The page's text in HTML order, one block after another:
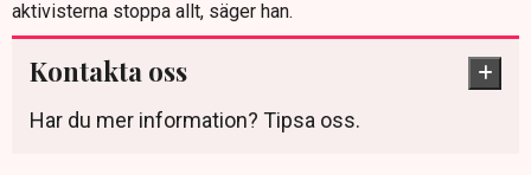
aktivisterna stoppa allt, säger han.
Kontakta oss
Har du mer information? Tipsa oss.